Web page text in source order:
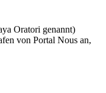
Oratori genannt)
von Portal Nous an,